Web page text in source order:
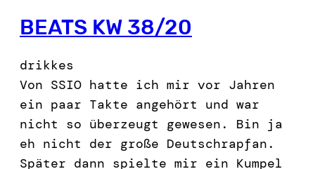
BEATS KW 38/20
drikkes
Von SSIO hatte ich mir vor Jahren
ein paar Takte angehört und war
nicht so überzeugt gewesen. Bin ja
eh nicht der große Deutschrapfan.
Später dann spielte mir ein Kumpel